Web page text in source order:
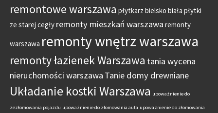
remontowe warszawa płytkarz bielsko biała płytki
ze starej cegły remonty mieszkań warszawa remonty
warszawa remonty wnętrz warszawa
remonty łazienek Warszawa tania wycena
nieruchomości warszawa Tanie domy drewniane
Układanie kostki Warszawa upoważnienie do
zezłomowania pojazdu upoważnienie do złomowania auta upoważnienie do złomowania